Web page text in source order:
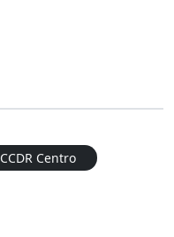
CCDR Centro